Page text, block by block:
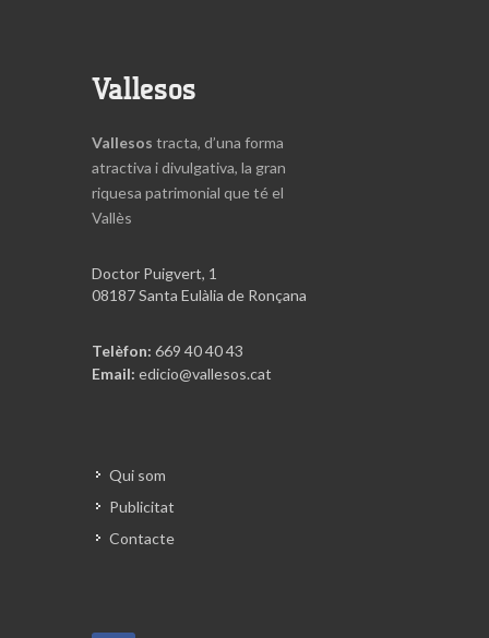
Vallesos
Vallesos tracta, d’una forma
atractiva i divulgativa, la gran
riquesa patrimonial que té el
Vallès
Doctor Puigvert, 1
08187 Santa Eulàlia de Ronçana
Telèfon: 669 40 40 43
Email: edicio@vallesos.cat
Qui som
Publicitat
Contacte